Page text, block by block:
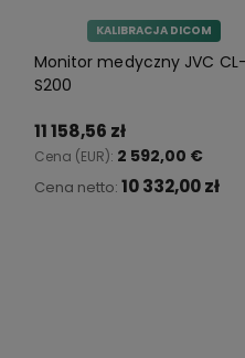
KALIBRACJA DICOM
Monitor medyczny JVC CL-
S200
11 158,56 zł
Cena (EUR): 2 592,00 €
Cena netto: 10 332,00 zł